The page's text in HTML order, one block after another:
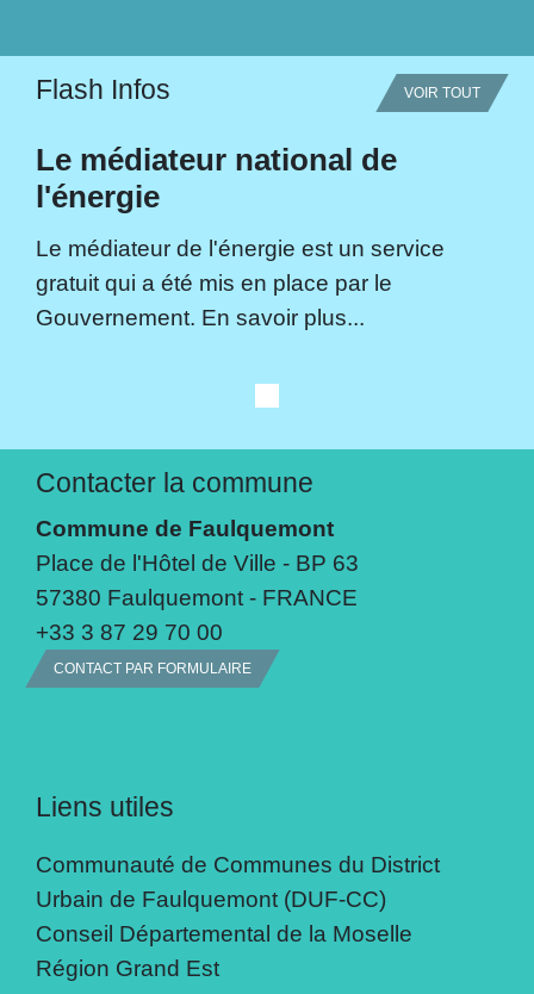
Flash Infos VOIR TOUT
Le médiateur national de
l'énergie
Le médiateur de l'énergie est un service
gratuit qui a été mis en place par le
Gouvernement. En savoir plus...
Contacter la commune
Commune de Faulquemont
Place de l'Hôtel de Ville - BP 63
57380 Faulquemont - FRANCE
+33 3 87 29 70 00
CONTACT PAR FORMULAIRE
Liens utiles
Communauté de Communes du District
Urbain de Faulquemont (DUF-CC)
Conseil Départemental de la Moselle
Région Grand Est